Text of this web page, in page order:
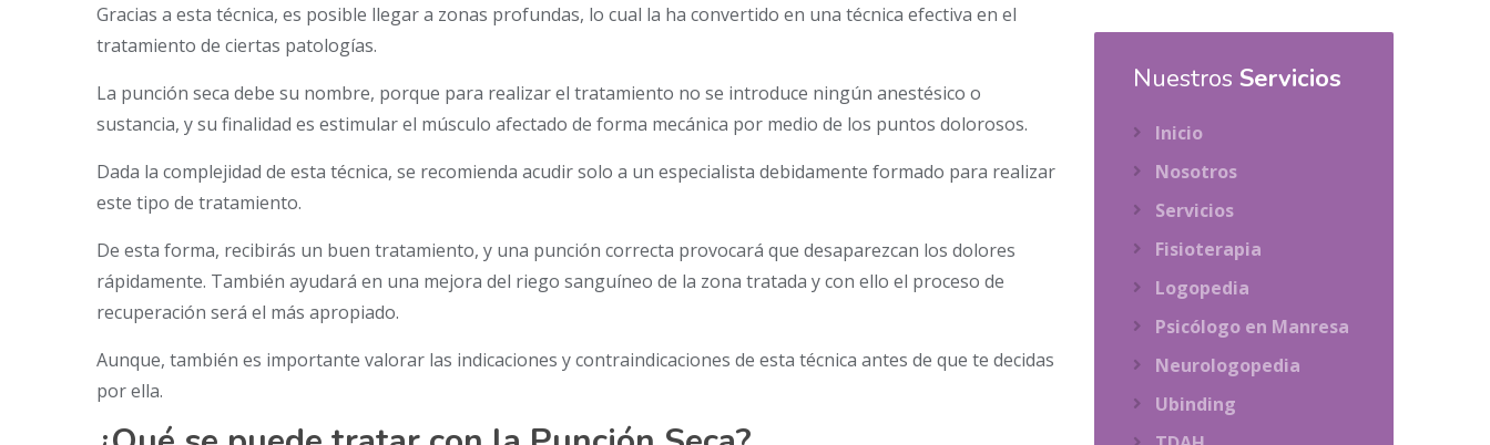
Gracias a esta técnica, es posible llegar a zonas profundas, lo cual la ha convertido en una técnica efectiva en el
tratamiento de ciertas patologías.
La punción seca debe su nombre, porque para realizar el tratamiento no se introduce ningún anestésico o
sustancia, y su finalidad es estimular el músculo afectado de forma mecánica por medio de los puntos dolorosos.
Dada la complejidad de esta técnica, se recomienda acudir solo a un especialista debidamente formado para realizar
este tipo de tratamiento.
De esta forma, recibirás un buen tratamiento, y una punción correcta provocará que desaparezcan los dolores
rápidamente. También ayudará en una mejora del riego sanguíneo de la zona tratada y con ello el proceso de
recuperación será el más apropiado.
Aunque, también es importante valorar las indicaciones y contraindicaciones de esta técnica antes de que te decidas
por ella.
Nuestros Servicios
Inicio
Nosotros
Servicios
Fisioterapia
Logopedia
Psicólogo en Manresa
Neurologopedia
Ubinding